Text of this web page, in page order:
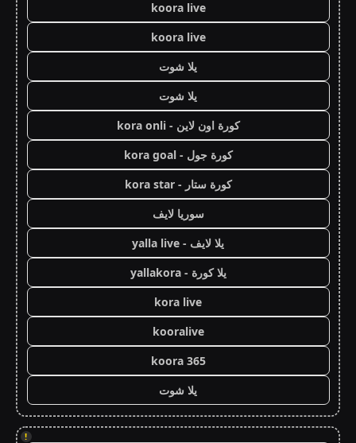
koora live
koora live
يلا شوت
يلا شوت
كورة اون لاين - kora onli
كورة جول - kora goal
كورة ستار - kora star
سوريا لايف
يلا لايف - yalla live
يلا كورة - yallakora
kora live
kooralive
koora 365
يلا شوت
!